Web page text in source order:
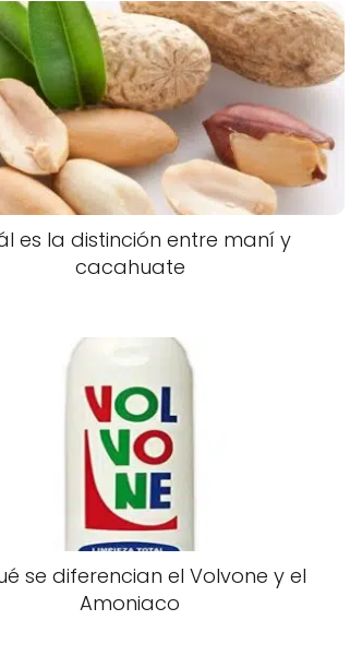
es la distinción entre maní y
cacahuate
se diferencian el Volvone y el
Amoniaco